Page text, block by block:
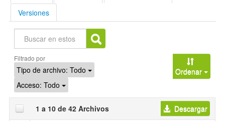
Versiones
Buscar
Filtrado por
Tipo de archivo: Todo
Acceso: Todo
Ordenar
1 a 10 de 42 Archivos
Descargar